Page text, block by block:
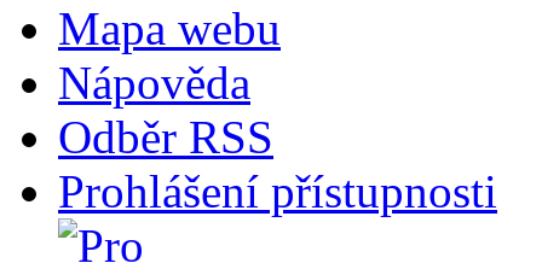
Mapa webu
Nápověda
Odběr RSS
Prohlášení přístupnosti